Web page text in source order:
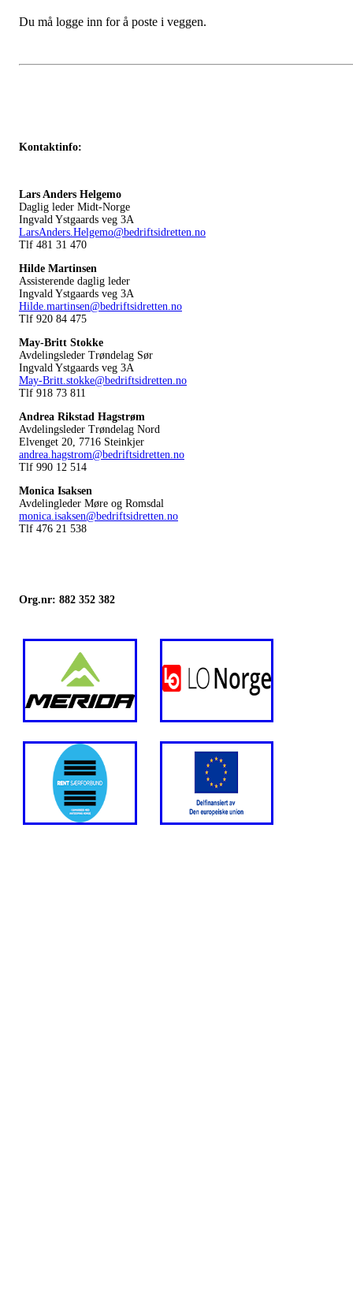
Du må logge inn for å poste i veggen.
Kontaktinfo:
Lars Anders Helgemo
Daglig leder Midt-Norge
Ingvald Ystgaards veg 3A
LarsAnders.Helgemo@bedriftsidretten.no
Tlf 481 31 470
Hilde Martinsen
Assisterende daglig leder
Ingvald Ystgaards veg 3A
Hilde.martinsen@bedriftsidretten.no
Tlf 920 84 475
May-Britt Stokke
Avdelingsleder Trøndelag Sør
Ingvald Ystgaards veg 3A
May-Britt.stokke@bedriftsidretten.no
Tlf 918 73 811
Andrea Rikstad Hagstrøm
Avdelingsleder Trøndelag Nord
Elvenget 20, 7716 Steinkjer
andrea.hagstrom@bedriftsidretten.no
Tlf 990 12 514
Monica Isaksen
Avdelingleder Møre og Romsdal
monica.isaksen@bedriftsidretten.no
Tlf 476 21 538
Org.nr: 882 352 382